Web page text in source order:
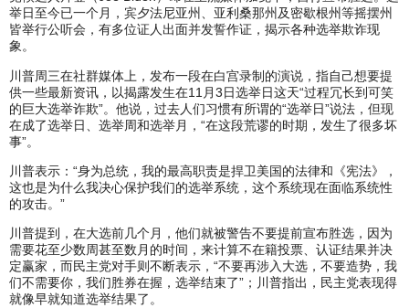
举日至今已一个月，宾夕法尼亚州、亚利桑那州及密歇根州等摇摆州
皆举行公听会，有多位证人出面并发誓作证，揭示各种选举欺诈现
象。
川普周三在社群媒体上，发布一段在白宫录制的演说，指自己想要提
供一些最新资讯，以揭露发生在11月3日选举日这天“过程冗长到可笑
的巨大选举诈欺”。他说，过去人们习惯有所谓的“选举日”说法，但现
在成了选举日、选举周和选举月，“在这段荒谬的时期，发生了很多坏
事”。
川普表示：“身为总统，我的最高职责是捍卫美国的法律和《宪法》，
这也是为什么我决心保护我们的选举系统，这个系统现在面临系统性
的攻击。”
川普提到，在大选前几个月，他们就被警告不要提前宣布胜选，因为
需要花至少数周甚至数月的时间，来计算不在籍投票、认证结果并决
定赢家，而民主党对手则不断表示，“不要再涉入大选，不要造势，我
们不需要你，我们胜券在握，选举结束了”；川普指出，民主党表现得
就像早就知道选举结果了。